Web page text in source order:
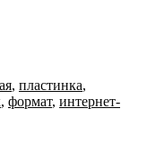
, пластинка,
, формат, интернет-